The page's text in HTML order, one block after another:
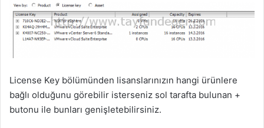
License Key bölümünden lisanslarınızın hangi ürünlere
bağlı olduğunu görebilir isterseniz sol tarafta bulunan +
butonu ile bunları genişletebilirsiniz.